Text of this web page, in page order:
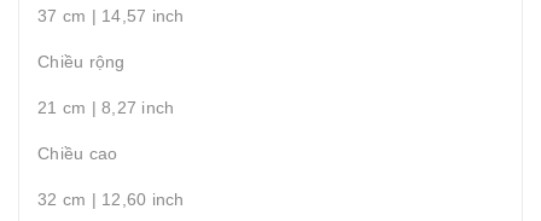
37 cm | 14,57 inch
Chiều rộng
21 cm | 8,27 inch
Chiều cao
32 cm | 12,60 inch